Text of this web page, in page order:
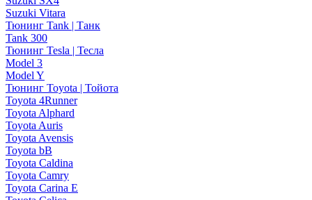
Suzuki Vitara
Тюнинг Tank | Танк
Tank 300
Тюнинг Tesla | Тесла
Model 3
Model Y
Тюнинг Toyota | Тойота
Toyota 4Runner
Toyota Alphard
Toyota Auris
Toyota Avensis
Toyota bB
Toyota Caldina
Toyota Camry
Toyota Carina E